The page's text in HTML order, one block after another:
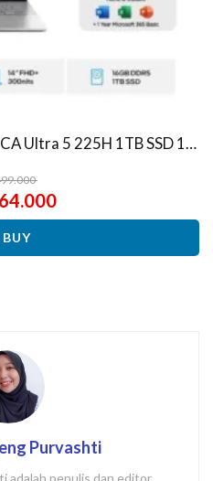
ASUS Vivobook S14 S3407CA Ultra 5 225H 1TB SSD 16GB WUXGA IPS Win11+OHS
BUY
Purvashti